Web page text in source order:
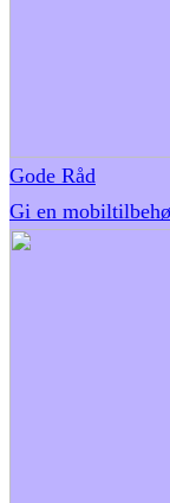
Gode Råd
Gi en